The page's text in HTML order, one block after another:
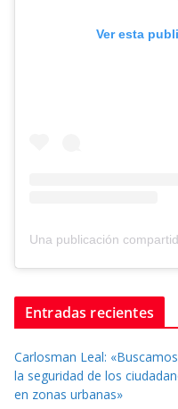
Ver esta
Una publicación compartida
Entradas recientes
Carlosman Leal:
la seguridad de los
en zonas urbanas»